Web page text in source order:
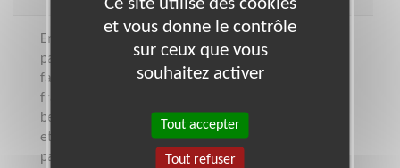
En partenariat étroit avec un tissu de
partenaires, l'association a pour but de
favoriser l'insertion dans la société
française de personnes et familles ayant
besoin, en raison de difficultés matérielles
et sociales, d'un soutien pour y
parvenir.Pour cela, elle propose aide aux
et vous donne le contrôle
sur ceux que vous
souhaitez activer
Tout accepter
Tout refuser